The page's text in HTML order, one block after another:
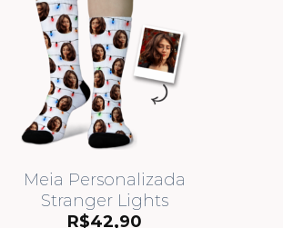
Meia Personalizada
Stranger Lights
R$42,90